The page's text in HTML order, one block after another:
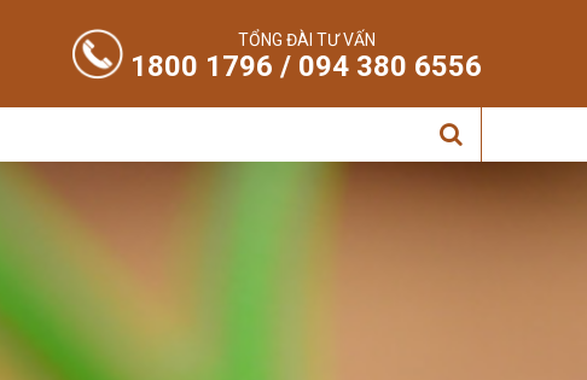
TỔNG ĐÀI TƯ VẤN
1800 1796 / 094 380 6556